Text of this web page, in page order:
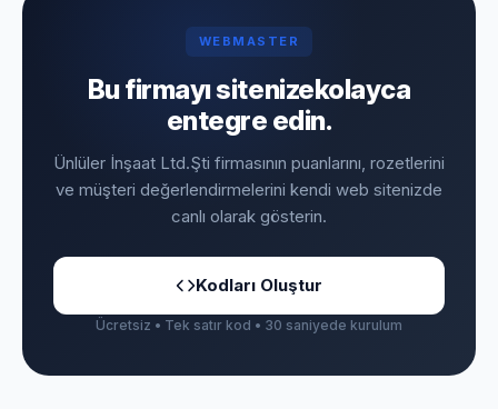
WEBMASTER
Bu firmayı sitenizekolayca
entegre edin.
Ünlüler İnşaat Ltd.Şti firmasının puanlarını, rozetlerini
ve müşteri değerlendirmelerini kendi web sitenizde
canlı olarak gösterin.
Kodları Oluştur
Ücretsiz • Tek satır kod • 30 saniyede kurulum